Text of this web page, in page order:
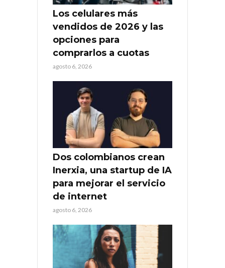
Los celulares más
vendidos de 2026 y las
opciones para
comprarlos a cuotas
agosto 6, 2026
Dos colombianos crean
Inerxia, una startup de IA
para mejorar el servicio
de internet
agosto 6, 2026